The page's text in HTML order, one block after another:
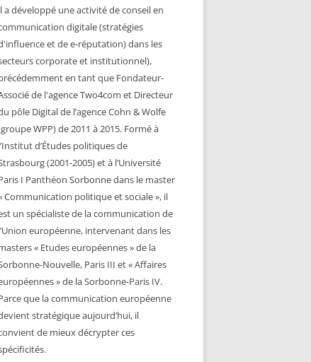
a développé une activité de conseil en
digitale (stratégies
et de e-réputation) dans les
corporate et institutionnel),
en tant que Fondateur-
de l'agence Two4com et Directeur
pôle Digital de l’agence Cohn & Wolfe
WPP) de 2011 à 2015. Formé à
d’Études politiques de
(2001-2005) et à l’Université
I Panthéon Sorbonne dans le master
Communication politique et sociale », il
un spécialiste de la communication de
européenne, intervenant dans les
« Etudes européennes » de la
Nouvelle, Paris III et « Affaires
» de la Sorbonne-Paris IV.
que la communication européenne
stratégique aujourd’hui, il
de mieux décrypter ces